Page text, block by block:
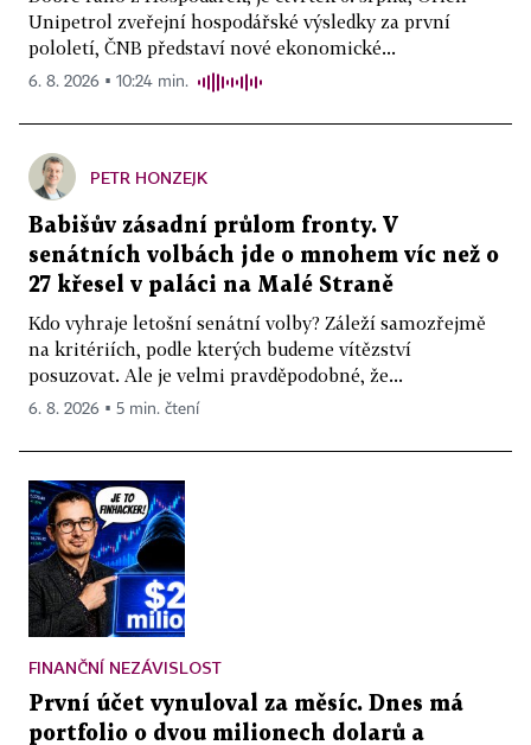
Unipetrol zveřejní hospodářské výsledky za první
pololetí, ČNB představí nové ekonomické...
6. 8. 2026 ▪ 10:24 min.
PETR HONZEJK
Babišův zásadní průlom fronty. V
senátních volbách jde o mnohem víc než o
27 křesel v paláci na Malé Straně
Kdo vyhraje letošní senátní volby? Záleží samozřejmě
na kritériích, podle kterých budeme vítězství
posuzovat. Ale je velmi pravděpodobné, že...
6. 8. 2026 ▪ 5 min. čtení
FINANČNÍ NEZÁVISLOST
První účet vynuloval za měsíc. Dnes má
portfolio o dvou milionech dolarů a